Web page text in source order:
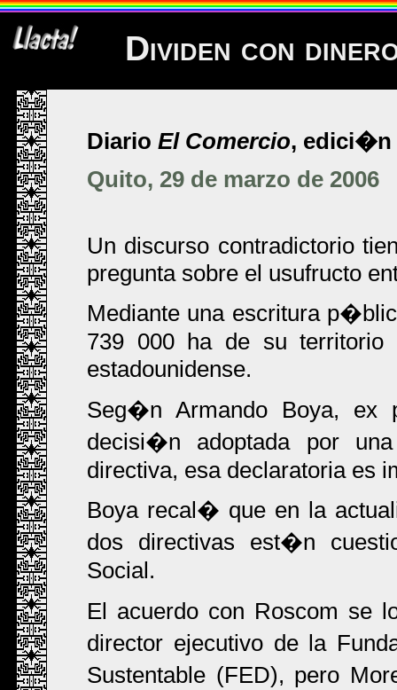
Dividen con
Diario El Comercio, edici�n
Quito, 29 de marzo de 2006
Un discurso contradictorio
pregunta sobre el usufructo
Mediante una escritura
739 000 ha de su territorio
estadounidense.
Seg�n Armando Boya, ex
decisi�n adoptada por
directiva, esa declaratoria es
Boya recal� que en la
dos directivas est�n
Social.
El acuerdo con Roscom se
director ejecutivo de la
Sustentable (FED), pero